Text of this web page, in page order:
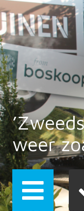
weer